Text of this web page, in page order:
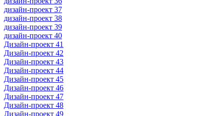
дизайн-проект 37
дизайн-проект 38
дизайн-проект 39
дизайн-проект 40
Дизайн-проект 41
Дизайн-проект 42
Дизайн-проект 43
Дизайн-проект 44
Дизайн-проект 45
Дизайн-проект 46
Дизайн-проект 47
Дизайн-проект 48
Дизайн-проект 49